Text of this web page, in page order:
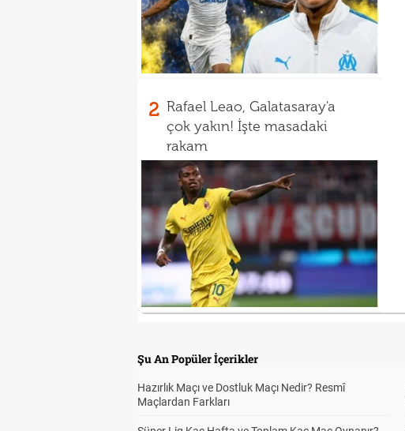
2 Rafael Leao, Galatasaray'a
çok yakın! İşte masadaki
rakam
Şu An Popüler İçerikler
Hazırlık Maçı ve Dostluk Maçı Nedir? Resmî
Maçlardan Farkları